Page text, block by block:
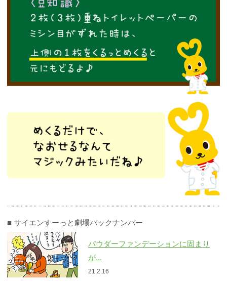
■ サイエンすーっと劇場バックナンバー
パウダーファンデーションに固まり
が...
21.2.16